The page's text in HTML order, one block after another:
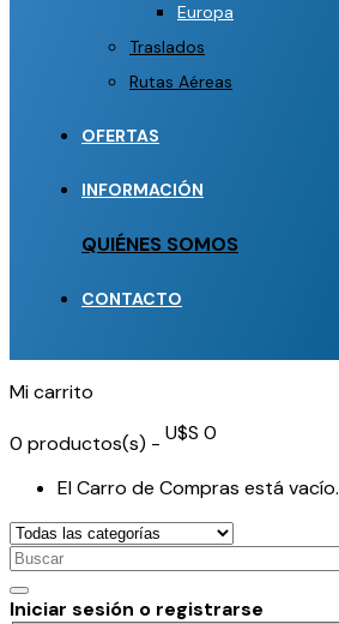
Europa
Traslados
Rutas Aéreas
OFERTAS
INFORMACIÓN
QUIÉNES SOMOS
CONTACTO
Mi carrito
0 productos(s) - U$S 0
El Carro de Compras está vacío.
Iniciar sesión o registrarse